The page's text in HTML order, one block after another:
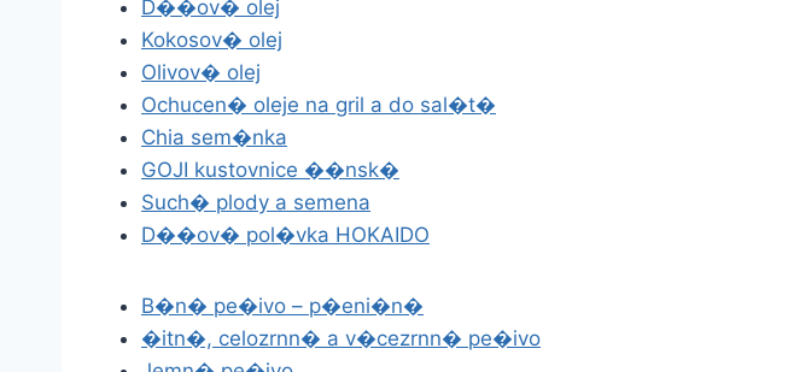
D��ov� olej
Kokosov� olej
Olivov� olej
Ochucen� oleje na gril a do sal�t�
Chia sem�nka
GOJI kustovnice ��nsk�
Such� plody a semena
D��ov� pol�vka HOKAIDO
B�n� pe�ivo – p�eni�n�
�itn�, celozrnn� a v�cezrnn� pe�ivo